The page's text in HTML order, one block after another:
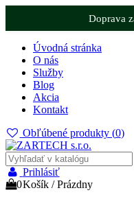
Doprava
Úvodná stránka
O nás
Služby
Blog
Akcia
Kontakt
Obľúbené produkty (0)
Prihlásiť
0Košík /Prázdny